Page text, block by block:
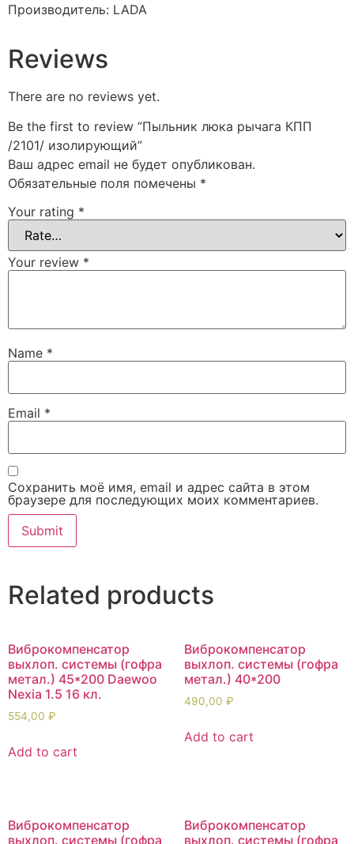
Производитель: LADA
Reviews
There are no reviews yet.
Be the first to review “Пыльник люка рычага КПП
/2101/ изолирующий”
Ваш адрес email не будет опубликован.
Обязательные поля помечены *
Your rating *
Your review *
Name *
Email *
Сохранить моё имя, email и адрес сайта в этом
браузере для последующих моих комментариев.
Related products
Виброкомпенсатор
выхлоп. системы (гофра
метал.) 45*200 Daewoo
Nexia 1.5 16 кл.
554,00 ₽
Add to cart
Виброкомпенсатор
выхлоп. системы (гофра
метал.) 40*200
490,00 ₽
Add to cart
Виброкомпенсатор
выхлоп. системы (гофра
Виброкомпенсатор
выхлоп. системы (гофра